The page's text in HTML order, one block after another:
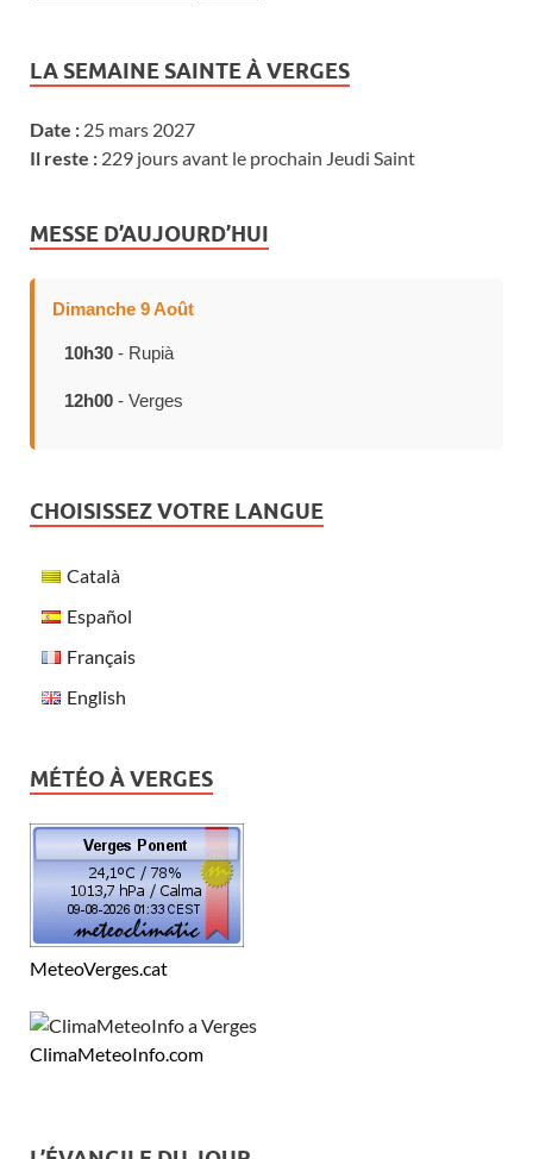
LA SEMAINE SAINTE À VERGES
Date : 25 mars 2027
Il reste : 229 jours avant le prochain Jeudi Saint
MESSE D’AUJOURD’HUI
Dimanche 9 Août
10h30 - Rupià
12h00 - Verges
CHOISISSEZ VOTRE LANGUE
Català
Español
Français
English
MÉTÉO À VERGES
MeteoVerges.cat
ClimaMeteoInfo.com